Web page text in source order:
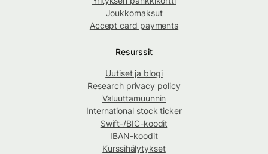
Joukkomaksut
Accept card payments
Resurssit
Uutiset ja blogi
Research privacy policy
Valuuttamuunnin
International stock ticker
Swift-/BIC-koodit
IBAN-koodit
Kurssihälytykset